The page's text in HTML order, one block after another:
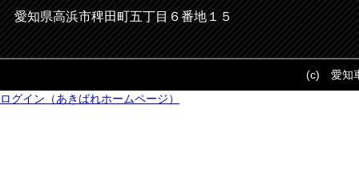
愛知県高浜市稗田町五丁目６番地１５
(c) 愛知
ログイン（あきばれホームページ）